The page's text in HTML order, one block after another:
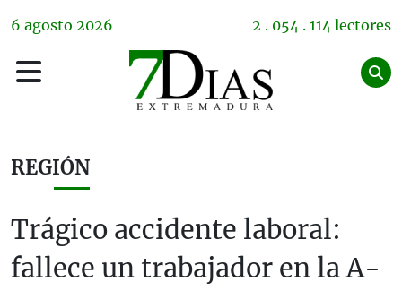
6 agosto 2026 2 . 054 . 114 lectores
REGIÓN
Trágico accidente laboral:
fallece un trabajador en la A-